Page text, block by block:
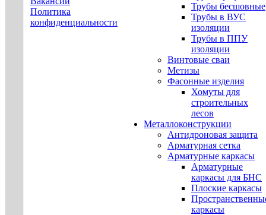
Политика
конфиденциальности
Трубы бесшовные
Трубы в ВУС
изоляции
Трубы в ППУ
изоляции
Винтовые сваи
Метизы
Фасонные изделия
Хомуты для
строительных
лесов
Металлоконструкции
Антидроновая защита
Арматурная сетка
Арматурные каркасы
Арматурные
каркасы для БНС
Плоские каркасы
каркасы